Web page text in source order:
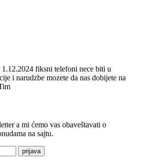
fiksni telefoni nece biti u
i narudzbe mozete da nas dobijete na
a mi ćemo vas obaveštavati o
na sajtu.
prijava